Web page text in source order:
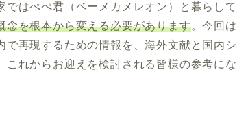
はぺぺ君（ベーメカメレオン）と暮らして
念を根本から変える必要があります。今回は
再現するための情報を、海外文献と国内シ
これからお迎えを検討される皆様の参考にな